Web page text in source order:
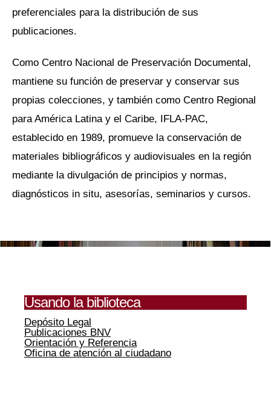
preferenciales para la distribución de sus
publicaciones.
Como Centro Nacional de Preservación Documental,
mantiene su función de preservar y conservar sus
propias colecciones, y también como Centro Regional
para América Latina y el Caribe, IFLA-PAC,
establecido en 1989, promueve la conservación de
materiales bibliográficos y audiovisuales en la región
mediante la divulgación de principios y normas,
diagnósticos in situ, asesorías, seminarios y cursos.
Usando la biblioteca
Depósito Legal
Publicaciones BNV
Orientación y Referencia
Oficina de atención al ciudadano